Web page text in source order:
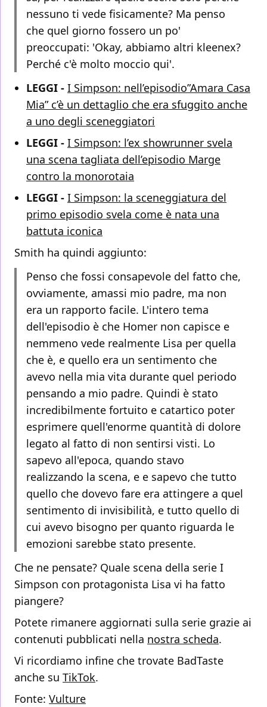
nessuno ti vede fisicamente? Ma penso
che quel giorno fossero un po'
preoccupati: 'Okay, abbiamo altri kleenex?
Perché c'è molto moccio qui'.
LEGGI - I Simpson: nell’episodio”Amara Casa
Mia” c’è un dettaglio che era sfuggito anche
a uno degli sceneggiatori
LEGGI - I Simpson: l’ex showrunner svela
una scena tagliata dell’episodio Marge
contro la monorotaia
LEGGI - I Simpson: la sceneggiatura del
primo episodio svela come è nata una
battuta iconica
Smith ha quindi aggiunto:
Penso che fossi consapevole del fatto che,
ovviamente, amassi mio padre, ma non
era un rapporto facile. L'intero tema
dell'episodio è che Homer non capisce e
nemmeno vede realmente Lisa per quella
che è, e quello era un sentimento che
avevo nella mia vita durante quel periodo
pensando a mio padre. Quindi è stato
incredibilmente fortuito e catartico poter
esprimere quell'enorme quantità di dolore
legato al fatto di non sentirsi visti. Lo
sapevo all'epoca, quando stavo
realizzando la scena, e e sapevo che tutto
quello che dovevo fare era attingere a quel
sentimento di invisibilità, e tutto quello di
cui avevo bisogno per quanto riguarda le
emozioni sarebbe stato presente.
Che ne pensate? Quale scena della serie I
Simpson con protagonista Lisa vi ha fatto
piangere?
Potete rimanere aggiornati sulla serie grazie ai
contenuti pubblicati nella nostra scheda.
Vi ricordiamo infine che trovate BadTaste
anche su TikTok.
Fonte: Vulture